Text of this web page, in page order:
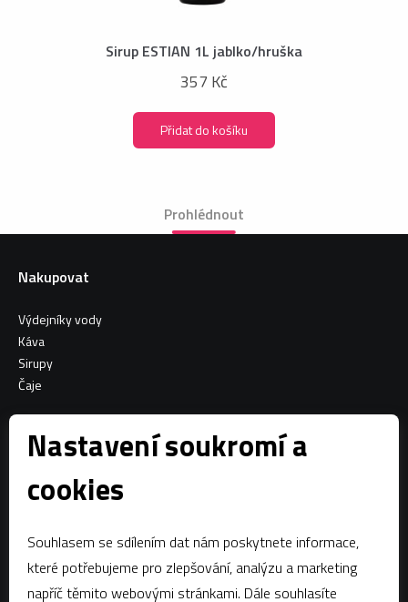
Nastavení soukromí a
cookies
Souhlasem se sdílením dat nám poskytnete informace,
které potřebujeme pro zlepšování, analýzu a marketing
napříč těmito webovými stránkami. Dále souhlasíte
Sirup ESTIAN 1L jablko/hruška
357 Kč
Přidat do košíku
Prohlédnout
Nakupovat
Výdejníky vody
Káva
Sirupy
Čaje
Facebook
Kontaktujte nás